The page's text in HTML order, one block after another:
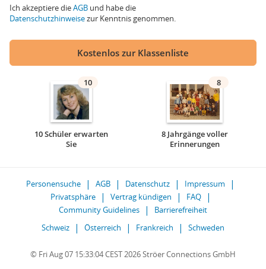
Ich akzeptiere dieAGB und habe die
Datenschutzhinweisezur Kenntnis genommen.
Kostenlos zur Klassenliste
10
10 Schüler erwarten
Sie
8
8 Jahrgänge voller
Erinnerungen
Personensuche AGB Datenschutz
Impressum
Privatsphäre
Vertrag kündigen
FAQ
Community Guidelines
Barrierefreiheit
Schweiz
Österreich Frankreich Schweden
© Fri Aug 07 15:33:04 CEST 2026 Ströer Connections GmbH